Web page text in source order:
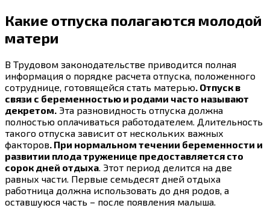
Какие отпуска полагаются молодой
матери
В Трудовом законодательстве приводится полная
информация о порядке расчета отпуска, положенного
сотруднице, готовящейся стать матерью. Отпуск в
связи с беременностью и родами часто называют
декретом. Эта разновидность отпуска должна
полностью оплачиваться работодателем. Длительность
такого отпуска зависит от нескольких важных
факторов. При нормальном течении беременности и
развитии плода труженице предоставляется сто
сорок дней отдыха . Этот период делится на две
равных части. Первые семьдесят дней отдыха
работница должна использовать до дня родов, а
оставшуюся часть – после появления малыша.